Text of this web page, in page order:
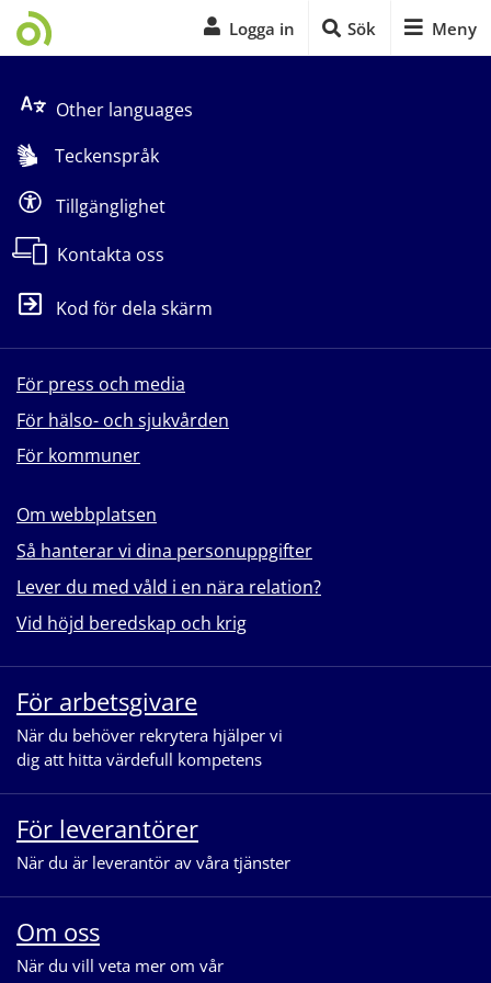
Logga in Sök Meny
Other languages
Teckenspråk
Tillgänglighet
Kontakta oss
Kod för dela skärm
För press och media
För hälso- och sjukvården
För kommuner
Om webbplatsen
Så hanterar vi dina personuppgifter
Lever du med våld i en nära relation?
Vid höjd beredskap och krig
För arbetsgivare
När du behöver rekrytera hjälper vi
dig att hitta värdefull kompetens
För leverantörer
När du är leverantör av våra tjänster
Om oss
När du vill veta mer om vår